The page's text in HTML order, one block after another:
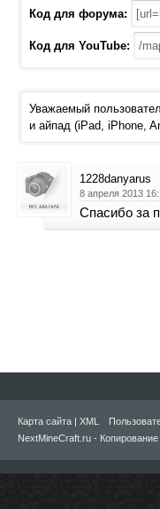
Код для форума:
Код для YouTube:
Уважаемый
и айпад (iPad, iPhone,
1228danyarus
8 апреля 2013
Спасибо за
Карта сайта XML
NextMineCraft.ru -